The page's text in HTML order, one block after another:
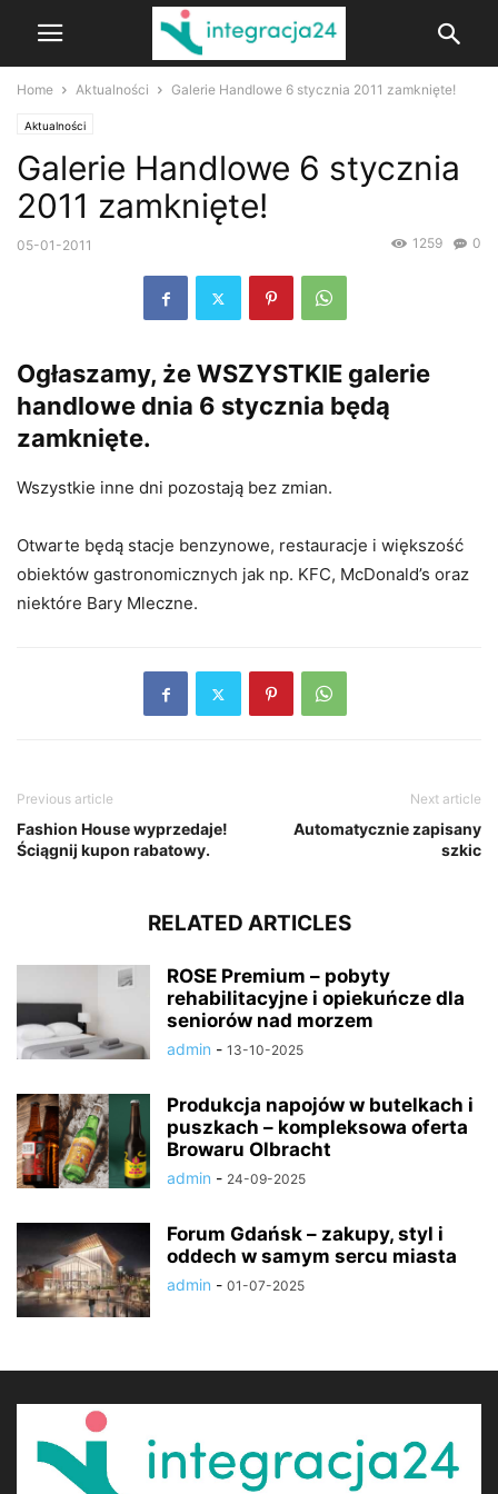
Home Aktualności Galerie Handlowe 6 stycznia 2011 zamknięte!
Aktualności
Galerie Handlowe 6 stycznia
2011 zamknięte!
05-01-2011 0
1259
Ogłaszamy, żeWSZYSTKIE galerie
handlowe dnia 6 stycznia będą
zamknięte.
Wszystkie inne dni pozostają bez zmian.
Otwarte będą stacje benzynowe, restauracje i większość
obiektów gastronomicznych jak np. KFC, McDonald’s oraz
niektóre Bary Mleczne.
Previous article
Fashion House wyprzedaje!
Ściągnij kupon rabatowy.
Next article
Automatycznie zapisany
szkic
RELATED ARTICLES
ROSE Premium – pobyty
rehabilitacyjne i opiekuńcze dla
seniorów nad morzem
admin - 13-10-2025
Produkcja napojów w butelkach i
puszkach – kompleksowa oferta
Browaru Olbracht
admin - 24-09-2025
Forum Gdańsk – zakupy, styl i
oddech w samym sercu miasta
admin - 01-07-2025